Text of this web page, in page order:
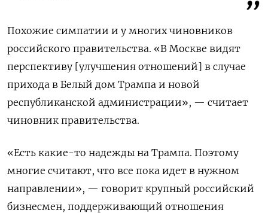
Похожие симпатии и у многих чиновников
российского правительства. «В Москве видят
перспективу [улучшения отношений] в случае
прихода в Белый дом Трампа и новой
республиканской администрации», — считает
чиновник правительства.
«Есть какие-то надежды на Трампа. Поэтому
многие считают, что все пока идет в нужном
направлении», — говорит крупный российский
бизнесмен, поддерживающий отношения